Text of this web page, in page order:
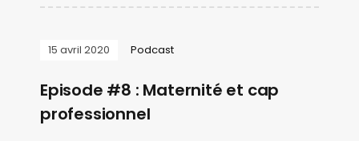
15 avril 2020 Podcast
Episode #8 : Maternité et cap
professionnel